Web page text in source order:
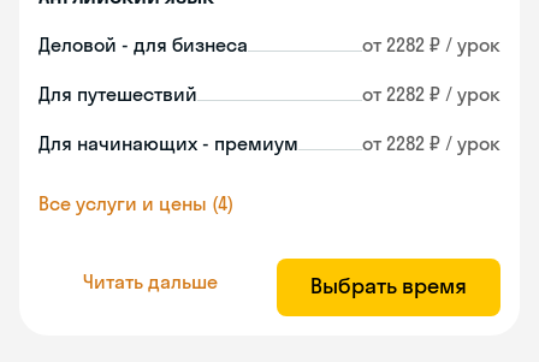
Деловой - для бизнеса от 2282 ₽ / урок
Для путешествий от 2282 ₽ / урок
Для начинающих - премиум от 2282 ₽ / урок
Все услуги и цены (4)
Читать дальше Выбрать время